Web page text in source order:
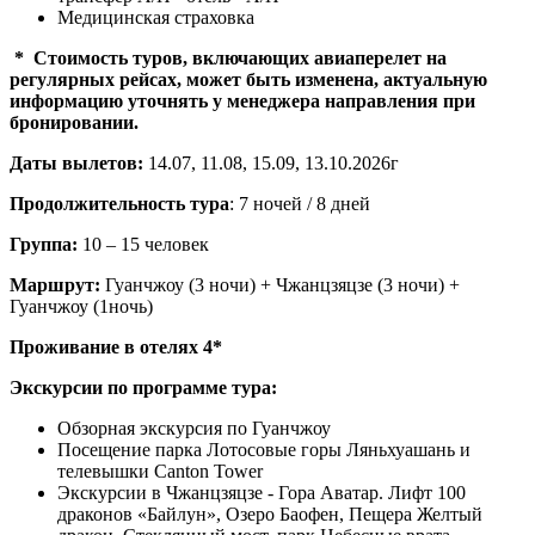
Медицинская страховка
* Стоимость туров, включающих авиаперелет на
регулярных рейсах, может быть изменена, актуальную
информацию уточнять у менеджера направления при
бронировании.
Даты вылетов: 14.07, 11.08, 15.09, 13.10.2026г
Продолжительность тура: 7 ночей / 8 дней
Группа: 10 – 15 человек
Маршрут: Гуанчжоу (3 ночи) + Чжанцзяцзе (3 ночи) +
Гуанчжоу (1ночь)
Проживание в отелях 4*
Экскурсии по программе тура:
Обзорная экскурсия по Гуанчжоу
Посещение парка Лотосовые горы Ляньхуашань и
телевышки Canton Tower
Экскурсии в Чжанцзяцзе - Гора Аватар. Лифт 100
драконов «Байлун», Озеро Баофен, Пещера Желтый